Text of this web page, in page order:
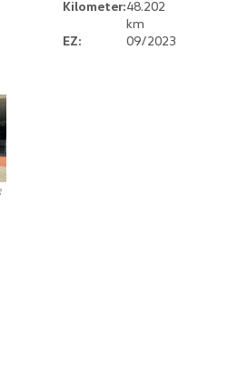
Kilometer:48.202
km
EZ:
09/2023